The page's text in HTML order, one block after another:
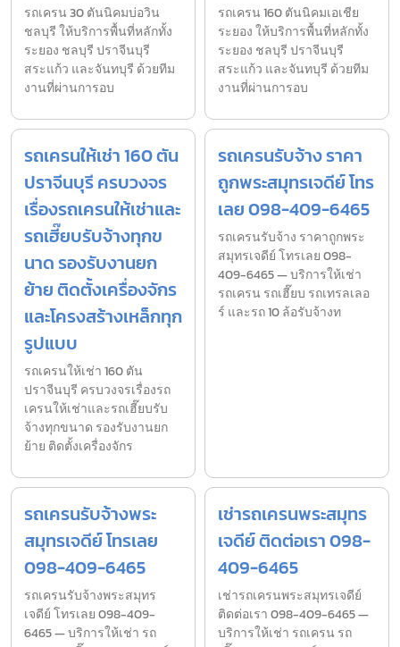
รถเครน 30 ตันนิคมบ่อวิน
ชลบุรี ให้บริการพื้นที่หลักทั้ง
ระยอง ชลบุรี ปราจีนบุรี
สระแก้ว และจันทบุรี ด้วยทีม
งานที่ผ่านการอบ
รถเครน 160 ตันนิคมเอเชีย
ระยอง ให้บริการพื้นที่หลักทั้ง
ระยอง ชลบุรี ปราจีนบุรี
สระแก้ว และจันทบุรี ด้วยทีม
งานที่ผ่านการอบ
รถเครนให้เช่า 160 ตัน
ปราจีนบุรี ครบวงจร
เรื่องรถเครนให้เช่าและ
รถเฮี๊ยบรับจ้างทุกข
นาด รองรับงานยก
ย้าย ติดตั้งเครื่องจักร
และโครงสร้างเหล็กทุก
รูปแบบ
รถเครนให้เช่า 160 ตัน
ปราจีนบุรี ครบวงจรเรื่องรถ
เครนให้เช่าและรถเฮี๊ยบรับ
จ้างทุกขนาด รองรับงานยก
ย้าย ติดตั้งเครื่องจักร
รถเครนรับจ้าง ราคา
ถูกพระสมุทรเจดีย์ โทร
เลย 098-409-6465
รถเครนรับจ้าง ราคาถูกพระ
สมุทรเจดีย์ โทรเลย 098-
409-6465 — บริการให้เช่า
รถเครน รถเฮี๊ยบ รถเทรลเลอ
ร์ และรถ 10 ล้อรับจ้างท
รถเครนรับจ้างพระ
สมุทรเจดีย์ โทรเลย
098-409-6465
รถเครนรับจ้างพระสมุทร
เจดีย์ โทรเลย 098-409-
6465 — บริการให้เช่า รถ
เช่ารถเครนพระสมุทร
เจดีย์ ติดต่อเรา 098-
409-6465
เช่ารถเครนพระสมุทรเจดีย์
ติดต่อเรา 098-409-6465 —
บริการให้เช่า รถเครน รถ